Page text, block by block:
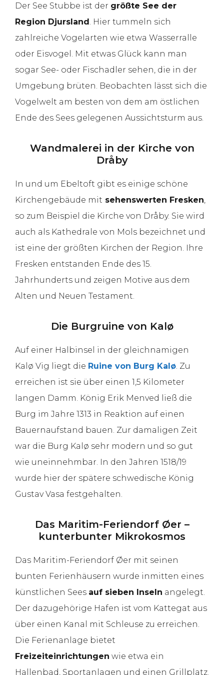
Der See Stubbe ist der größte See der
Region Djursland . Hier tummeln sich
zahlreiche Vogelarten wie etwa Wasserralle
oder Eisvogel. Mit etwas Glück kann man
sogar See- oder Fischadler sehen, die in der
Umgebung brüten. Beobachten lässt sich die
Vogelwelt am besten von dem am östlichen
Ende des Sees gelegenen Aussichtsturm aus.
Wandmalerei in der Kirche von
Dråby
In und um Ebeltoft gibt es einige schöne
Kirchengebäude mit sehenswerten Fresken
so zum Beispiel die Kirche von Dråby. Sie wird
auch als Kathedrale von Mols bezeichnet und
ist eine der größten Kirchen der Region. Ihre
Fresken entstanden Ende des 15.
Jahrhunderts und zeigen Motive aus dem
Alten und Neuen Testament.
Die Burgruine von Kalø
Auf einer Halbinsel in der gleichnamigen
Kalø Vig liegt die Ruine von Burg Kalø . Zu
erreichen ist sie über einen 1,5 Kilometer
langen Damm. König Erik Menved ließ die
Burg im Jahre 1313 in Reaktion auf einen
Bauernaufstand bauen. Zur damaligen Zeit
war die Burg Kalø sehr modern und so gut
wie uneinnehmbar. In den Jahren 1518/19
wurde hier der spätere schwedische König
Gustav Vasa festgehalten.
Das Maritim-Feriendorf Øer –
kunterbunter Mikrokosmos
Das Maritim-Feriendorf Øer mit seinen
bunten Ferienhäusern wurde inmitten eines
künstlichen Sees auf sieben Inseln angelegt.
Der dazugehörige Hafen ist vom Kattegat aus
über einen Kanal mit Schleuse zu erreichen.
Die Ferienanlage bietet
Freizeiteinrichtungen wie etwa ein
Hallenbad, Sportanlagen und einen Grillplatz.